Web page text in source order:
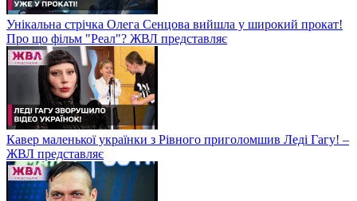
Унікальна стрічка Олега Сенцова вийшла у широкий прокат!
Про що фільм "Реал"? ЖВЛ представляє
Кавер маленької українки з Рівного приголомшив Леді Гагу! –
ЖВЛ представляє